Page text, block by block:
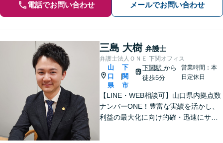
電話でお問い合わせ メールでお問い合わせ
三島 大樹 弁護士
弁護士法人ＯＮＥ 下関オフィス
山
口
県
下
関
市
下関駅から
徒歩5分
営業時間：本
日定休日
【LINE・WEB相談可】山口県内拠点数
ナンバーONE！豊富な実績を活かし、
利益の最大化に向け的確・迅速にサポ